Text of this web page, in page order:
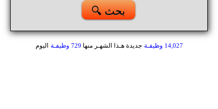
🔍 بحث
14,027 وظيفـة جديدة هـذا الشهـر منها 729 وظيفـة اليوم